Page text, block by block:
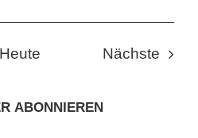
Heute Nächste
ABONNIEREN